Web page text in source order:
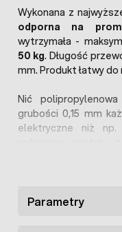
Wykonana z
odporna na
wytrzymała -
50 kg. Długość
mm. Produkt łatwy
Nić
grubości 0,15 mm
elektryczne niż np.
sprawia,
Bardzo dobry
Parametry